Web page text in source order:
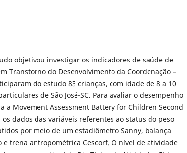
objetivou investigar os indicadores de saúde de
Transtorno do Desenvolvimento da Coordenação –
do estudo 83 crianças, com idade de 8 a 10
de São José-SC. Para avaliar o desempenho
a Movement Assessment Battery for Children Second
os dados das variáveis referentes ao status do peso
por meio de um estadiômetro Sanny, balança
e trena antropométrica Cescorf. O nível de atividade